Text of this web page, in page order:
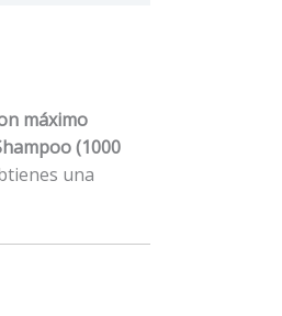
máximo
(1000
una